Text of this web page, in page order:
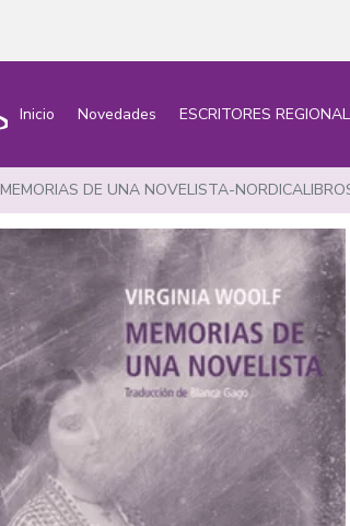
Inicio Novedades ESCRITORES
MEMORIAS DE UNA NOVELISTA-